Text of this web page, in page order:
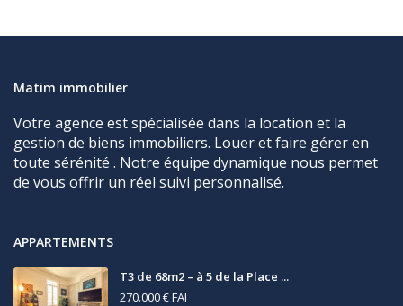
Matim immobilier
Votre agence est spécialisée dans la location et la
gestion de biens immobiliers. Louer et faire gérer en
toute sérénité . Notre équipe dynamique nous permet
de vous offrir un réel suivi personnalisé.
APPARTEMENTS
T3 de 68m2 – à 5 de la Place ...
270.000 €FAI